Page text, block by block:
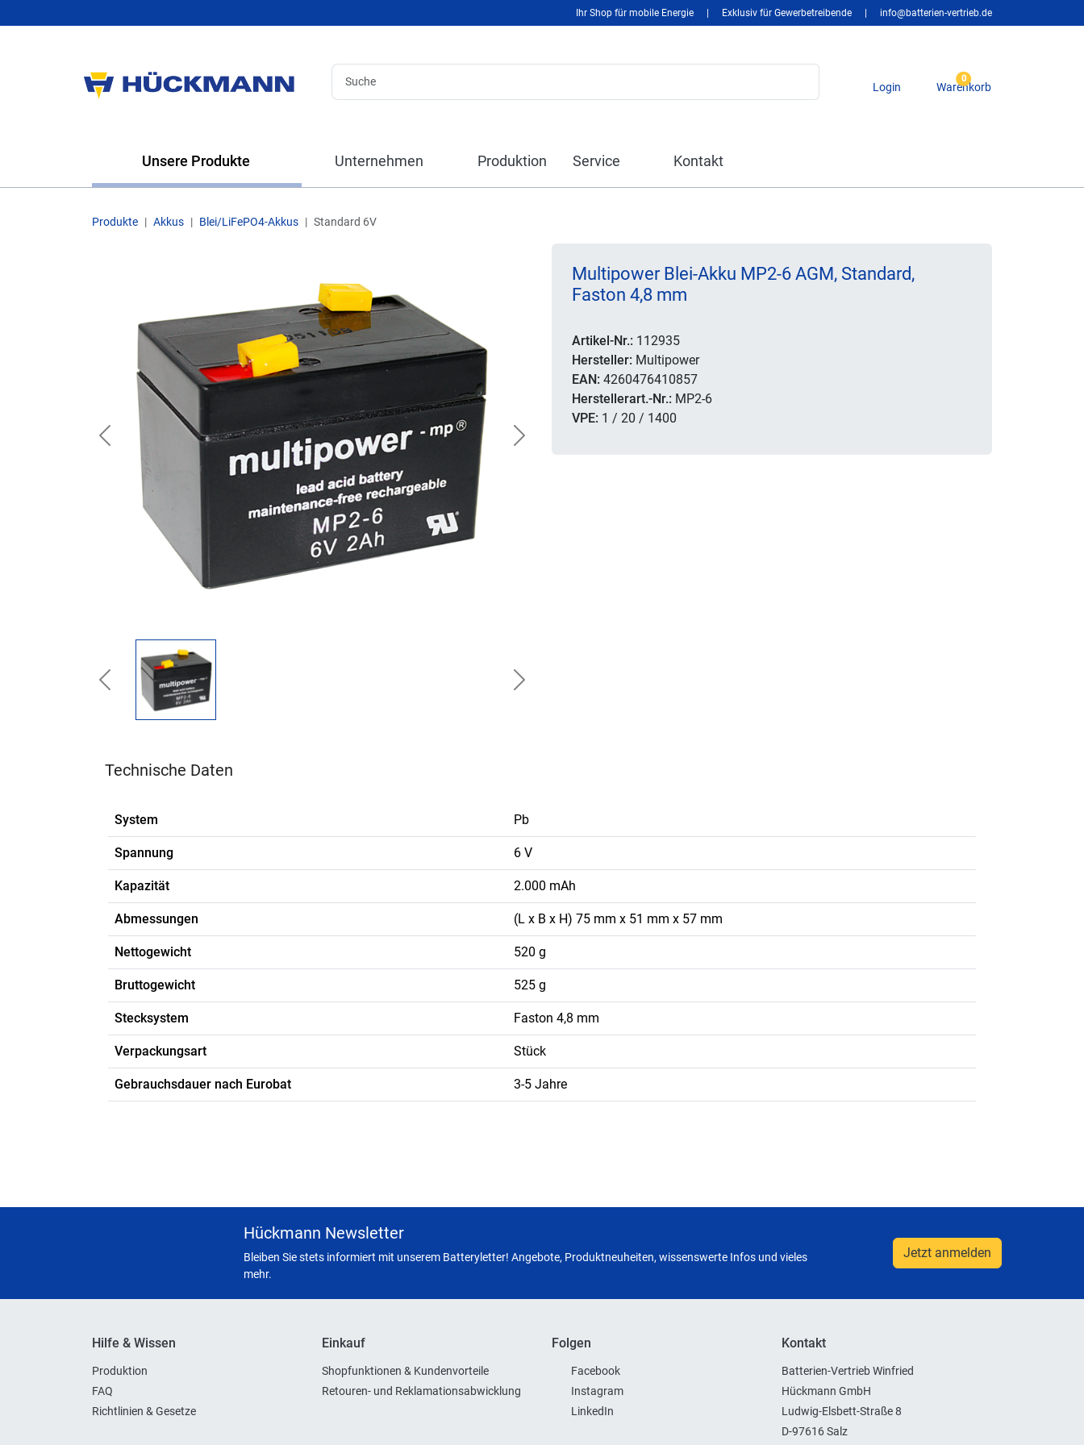
Ihr Shop für mobile Energie Exklusiv für Gewerbetreibende info@batterien-vertrieb.de
Login
0
Warenkorb
Unsere Produkte Unternehmen Produktion Service Kontakt
Produkte Akkus Blei/LiFePO4-Akkus Standard 6V
Previous Next
Previous Next
Multipower Blei-Akku MP2-6 AGM, Standard,
Faston 4,8 mm
Artikel-Nr.: 112935
Hersteller: Multipower
EAN: 4260476410857
Herstellerart.-Nr.: MP2-6
VPE: 1 / 20 / 1400
Technische Daten
System Pb
Spannung 6 V
Kapazität 2.000 mAh
Abmessungen (L x B x H) 75 mm x 51 mm x 57 mm
Nettogewicht 520 g
Bruttogewicht 525 g
Stecksystem Faston 4,8 mm
Verpackungsart Stück
Gebrauchsdauer nach Eurobat 3-5 Jahre
Hückmann Newsletter
Bleiben Sie stets informiert mit unserem Batteryletter! Angebote, Produktneuheiten, wissenswerte Infos und vieles
mehr.
Jetzt anmelden
Hilfe & Wissen
Produktion
FAQ
Richtlinien & Gesetze
Einkauf
Shopfunktionen & Kundenvorteile
Retouren- und Reklamationsabwicklung
Folgen
Facebook
Instagram
LinkedIn
Kontakt
Batterien-Vertrieb Winfried
Hückmann GmbH
Ludwig-Elsbett-Straße 8
D-97616 Salz